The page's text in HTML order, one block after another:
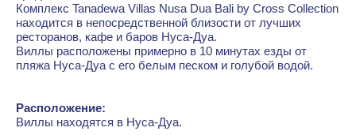
Комплекс Tanadewa Villas Nusa Dua Bali by Cross Collection
находится в непосредственной близости от лучших
ресторанов, кафе и баров Нуса-Дуа.
Виллы расположены примерно в 10 минутах езды от
пляжа Нуса-Дуа с его белым песком и голубой водой.
Расположение:
Виллы находятся в Нуса-Дуа.